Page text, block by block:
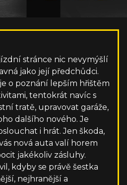
stránce nic nevymýšlí
jako její předchůdci.
o poznání lepším hřištěm
tentokrát navíc s
tratě, upravovat garáže,
dalšího nového. Je
i hrát. Jen škoda,
nová auta valí horem
jakékoliv zásluhy.
kdyby se právě šestka
nejhranější a